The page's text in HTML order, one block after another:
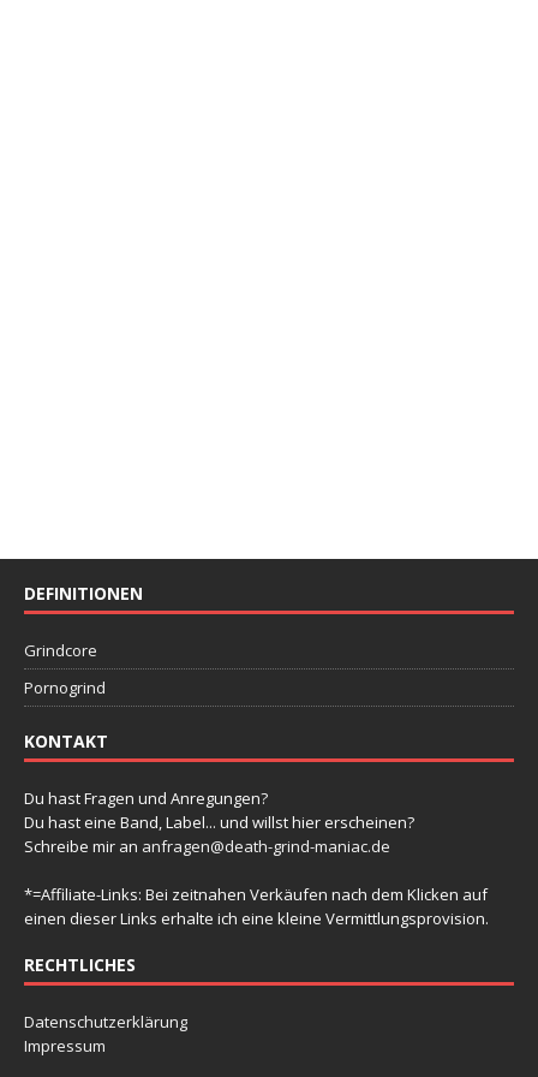
DEFINITIONEN
Grindcore
Pornogrind
KONTAKT
Du hast Fragen und Anregungen?
Du hast eine Band, Label... und willst hier erscheinen?
Schreibe mir an anfragen@death-grind-maniac.de
*=Affiliate-Links: Bei zeitnahen Verkäufen nach dem Klicken auf
einen dieser Links erhalte ich eine kleine Vermittlungsprovision.
RECHTLICHES
Datenschutzerklärung
Impressum